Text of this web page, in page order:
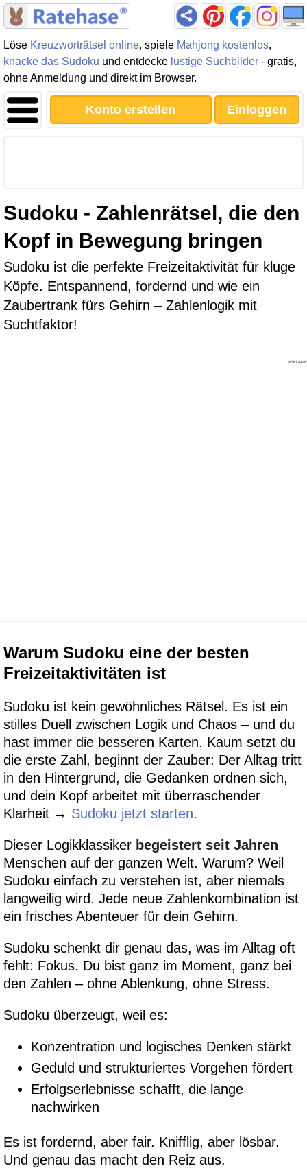
Löse Kreuzworträtsel online, spiele Mahjong kostenlos,
knacke das Sudoku und entdecke lustige Suchbilder - gratis,
ohne Anmeldung und direkt im Browser.
Konto erstellen Einloggen
Sudoku - Zahlenrätsel, die den
Kopf in Bewegung bringen
Sudoku ist die perfekte Freizeitaktivität für kluge
Köpfe. Entspannend, fordernd und wie ein
Zaubertrank fürs Gehirn – Zahlenlogik mit
Suchtfaktor!
REKLAME
Warum Sudoku eine der besten
Freizeitaktivitäten ist
Sudoku ist kein gewöhnliches Rätsel. Es ist ein
stilles Duell zwischen Logik und Chaos – und du
hast immer die besseren Karten. Kaum setzt du
die erste Zahl, beginnt der Zauber: Der Alltag tritt
in den Hintergrund, die Gedanken ordnen sich,
und dein Kopf arbeitet mit überraschender
Klarheit → Sudoku jetzt starten.
Dieser Logikklassiker begeistert seit Jahren
Menschen auf der ganzen Welt. Warum? Weil
Sudoku einfach zu verstehen ist, aber niemals
langweilig wird. Jede neue Zahlenkombination ist
ein frisches Abenteuer für dein Gehirn.
Sudoku schenkt dir genau das, was im Alltag oft
fehlt: Fokus. Du bist ganz im Moment, ganz bei
den Zahlen – ohne Ablenkung, ohne Stress.
Sudoku überzeugt, weil es:
Konzentration und logisches Denken stärkt
Geduld und strukturiertes Vorgehen fördert
Erfolgserlebnisse schafft, die lange
nachwirken
Es ist fordernd, aber fair. Knifflig, aber lösbar.
Und genau das macht den Reiz aus.